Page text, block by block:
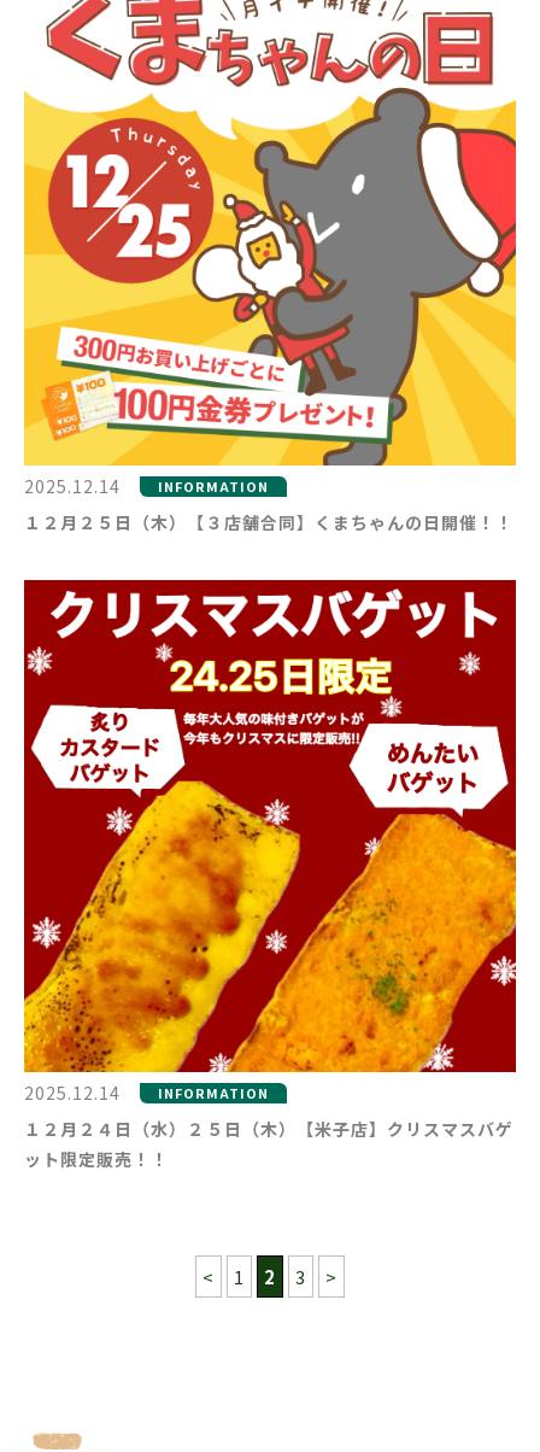
2025.12.14 INFORMATION
１２月２５日（木）【３店舗合同】くまちゃんの日開催！！
2025.12.14 INFORMATION
１２月２４日（水）２５日（木）【米子店】クリスマスバゲ
ット限定販売！！
< 1 2 3 >